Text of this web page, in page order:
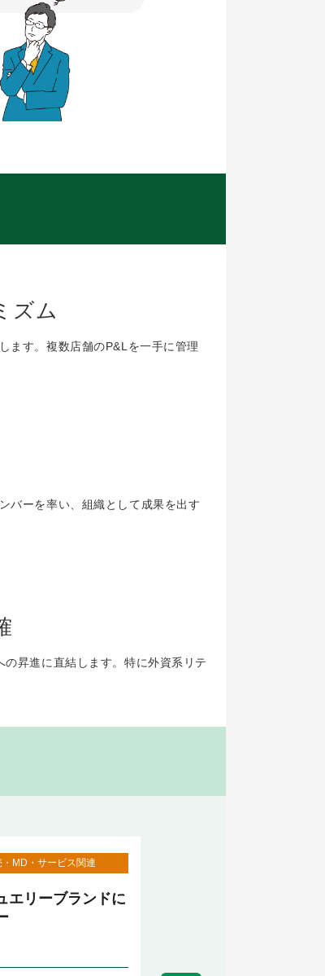
ズム
ます。複数店舗のP&Lを一手に管理
バーを率い、組織として成果を出す
昇進に直結します。特に外資系リテ
・MD・サービス関連
エリーブランドに